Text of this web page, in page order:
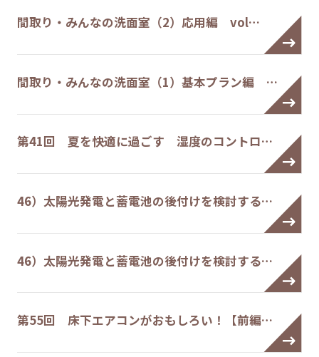
間取り・みんなの洗面室（2）応用編 vol…
間取り・みんなの洗面室（1）基本プラン編 …
第41回 夏を快適に過ごす 湿度のコントロ…
46）太陽光発電と蓄電池の後付けを検討する…
46）太陽光発電と蓄電池の後付けを検討する…
第55回 床下エアコンがおもしろい！【前編…